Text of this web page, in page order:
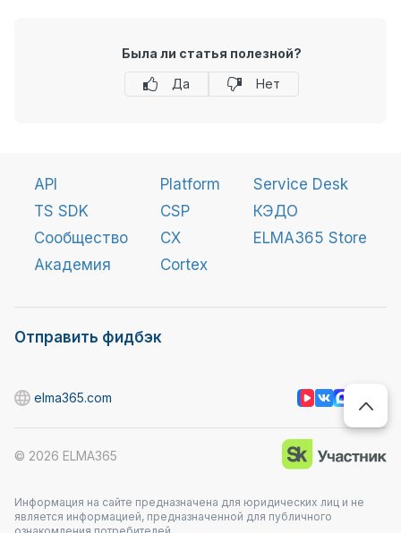
Была ли статья полезной?
Да
Нет
API
TS SDK
Сообщество
Академия
Platform
CSP
CX
Cortex
Service Desk
КЭДО
ELMA365 Store
Отправить фидбэк
Информация на сайте предназначена для юридических лиц и не
является информацией, предназначенной для публичного
© 2026 ELMA365
elma365.com